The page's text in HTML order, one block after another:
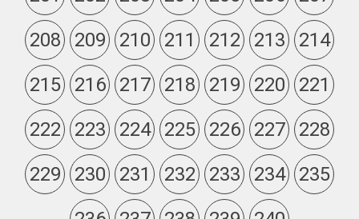
208
209 210 211 212 213
214
215
216 217 218 219 220
221
222
223 224 225 226 227
228
229
230 231 232 233 234
235